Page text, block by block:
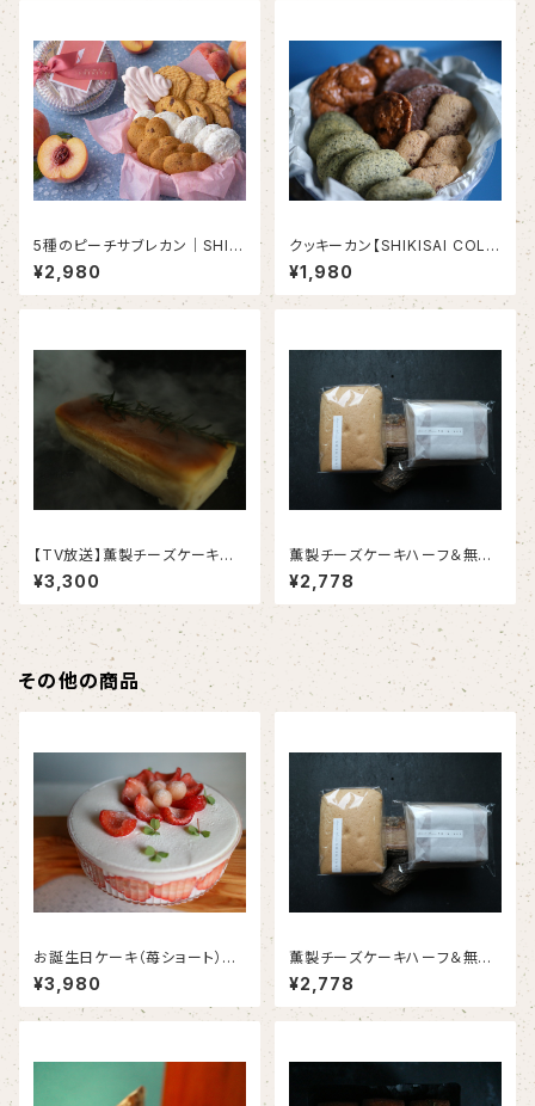
5種のピーチサブレカン｜SHIKI
SAI PEACH COLLECTION
（１缶）＜2０個限定＞
¥2,980
クッキーカン【SHIKISAI COLL
ECTION】
¥1,980
【TV放送】薫製チーズケーキ｜
ローズマリーの薫香（1本入り）
¥3,300
薫製チーズケーキハーフ＆無重
力カステラハーフ（2個入り）＜
限定20箱＞＜冷凍便＞
¥2,778
その他の商品
お誕生日ケーキ（苺ショート）｜
PAVLOVA 直径15cm 〈約3
～5名様〉
¥3,980
薫製チーズケーキハーフ＆無重
力カステラハーフ（2個入り）＜
限定20箱＞＜冷凍便＞
¥2,778